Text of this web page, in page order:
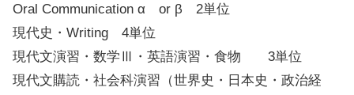
Oral Communication α or β 2単位
現代史・Writing 4単位
現代文演習・数学Ⅲ・英語演習・食物 3単位
現代文購読・社会科演習（世界史・日本史・政治経